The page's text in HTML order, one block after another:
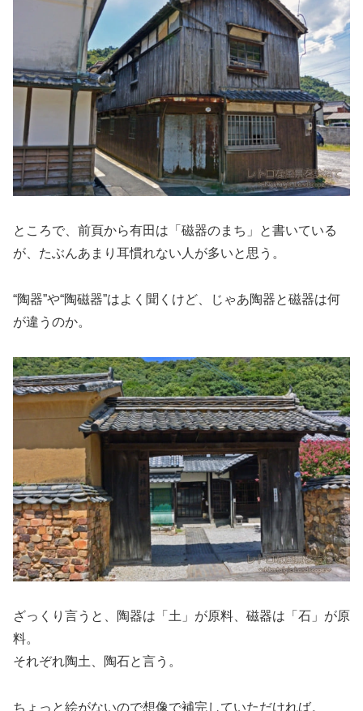
ところで、前頁から有田は「磁器のまち」と書いている
が、たぶんあまり耳慣れない人が多いと思う。
“陶器”や“陶磁器”はよく聞くけど、じゃあ陶器と磁器は何
が違うのか。
ざっくり言うと、陶器は「土」が原料、磁器は「石」が原
料。
それぞれ陶土、陶石と言う。
ちょっと絵がないので想像で補完していただければ。